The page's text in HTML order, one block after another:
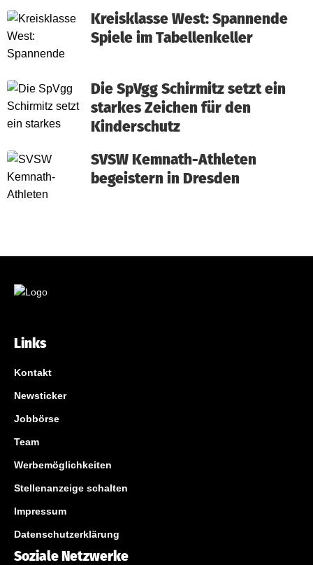
Kreisklasse West: Spannende
Spiele im Tabellenkeller
Die SpVgg Schirmitz setzt ein
starkes Zeichen für den
Kinderschutz
SVSW Kemnath-Athleten
begeistern in Dresden
Links
Kontakt
Newsticker
Jobbörse
Team
Werbemöglichkeiten
Stellenanzeige schalten
Impressum
Datenschutzerklärung
Soziale Netzwerke